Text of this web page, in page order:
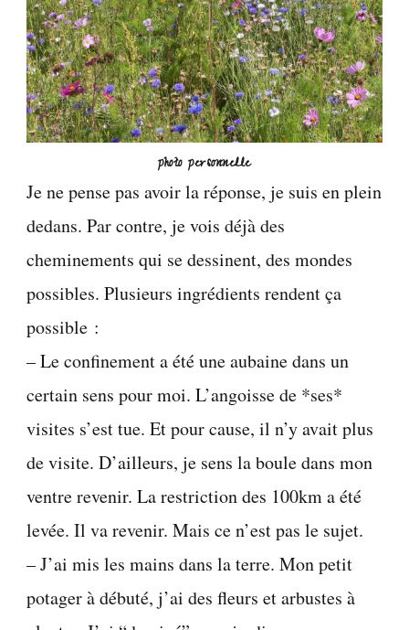
photo personnelle
Je ne pense pas avoir la réponse, je suis en plein
dedans. Par contre, je vois déjà des
cheminements qui se dessinent, des mondes
possibles. Plusieurs ingrédients rendent ça
possible :
– Le confinement a été une aubaine dans un
certain sens pour moi. L’angoisse de *ses*
visites s’est tue. Et pour cause, il n’y avait plus
de visite. D’ailleurs, je sens la boule dans mon
ventre revenir. La restriction des 100km a été
levée. Il va revenir. Mais ce n’est pas le sujet.
– J’ai mis les mains dans la terre. Mon petit
potager à débuté, j’ai des fleurs et arbustes à